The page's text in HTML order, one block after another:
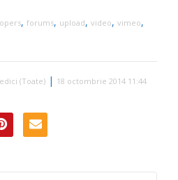
, forums, upload, video, vimeo,
(Toate) | 18 octombrie 2014 11:44